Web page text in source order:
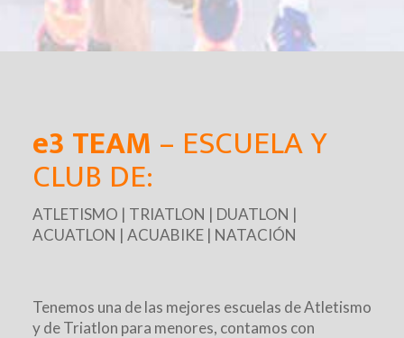
e3 TEAM – ESCUELA Y
CLUB DE:
ATLETISMO | TRIATLON | DUATLON |
ACUATLON | ACUABIKE | NATACIÓN
Tenemos una de las mejores escuelas de Atletismo
y de Triatlon para menores, contamos con